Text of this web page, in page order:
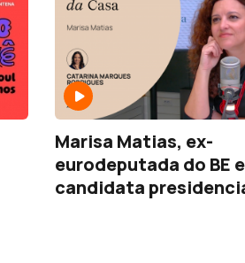
Marisa Matias, ex-
eurodeputada do BE
candidata